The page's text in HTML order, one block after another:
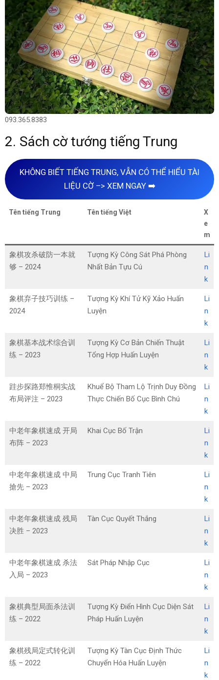
093.365.8383
2. Sách cờ tướng tiếng Trung
KHÔNG BIẾT TIẾNG TRUNG, VẪN CÓ THỂ HIỂU TÀI
LIỆU CỜ –> XEM NGAY ➡️
Tên tiếng Trung Tên tiếng Việt
X
e
m
象棋攻杀破防一本就
够 – 2024
Tượng Kỳ Công Sát Phá Phòng
Nhất Bản Tựu Cú
Li
n
k
象棋弃子技巧训练 –
2024
Tượng Kỳ Khí Tử Kỹ Xảo Huấn
Luyện
Li
n
k
象棋基本战术综合训
练 – 2023
Tượng Kỳ Cơ Bản Chiến Thuật
Tổng Hợp Huấn Luyện
Li
n
k
跬步探路郑惟桐实战
布局评注 – 2023
Khuể Bộ Tham Lộ Trịnh Duy Đồng
Thực Chiến Bố Cục Bình Chú
Li
n
k
中老年象棋速成 开局
布阵 – 2023
Khai Cục Bố Trận
Li
n
k
中老年象棋速成 中局
搶先 – 2023
Trung Cục Tranh Tiên
Li
n
k
中老年象棋速成 残局
决胜 – 2023
Tàn Cục Quyết Thắng
Li
n
k
中老年象棋速成 杀法
入局 – 2023
Sát Pháp Nhập Cục
Li
n
k
象棋典型局面杀法训
练 – 2022
Tượng Kỳ Điển Hình Cục Diện Sát
Pháp Huấn Luyện
Li
n
k
象棋残局定式转化训
练 – 2022
Tượng Kỳ Tàn Cục Định Thức
Chuyển Hóa Huấn Luyện
Li
n
k